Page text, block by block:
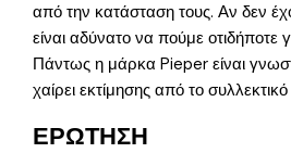
από την κατάσταση τους. Αν δεν
είναι αδύνατο να πούμε οτιδήποτε
Πάντως η μάρκα Pieper είναι
χαίρει εκτίμησης από το συλλεκτικό
ΕΡΩΤΗΣΗ